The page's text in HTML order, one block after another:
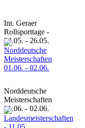
Int. Geraer
Rollsporttage -
24.05. - 26.05.
Norddeutsche
Meisterschaften
01.06. - 02.06.